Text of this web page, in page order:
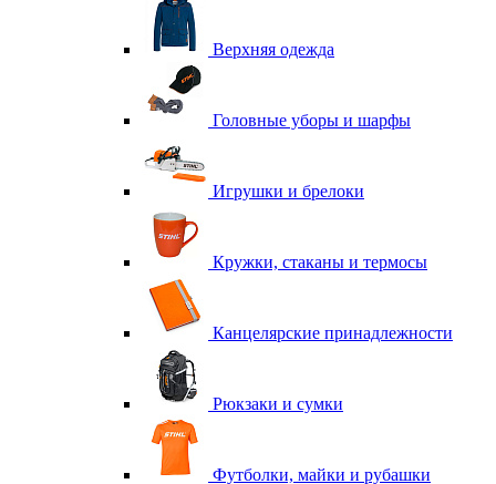
Верхняя одежда
Головные уборы и шарфы
Игрушки и брелоки
Кружки, стаканы и термосы
Канцелярские принадлежности
Рюкзаки и сумки
Футболки, майки и рубашки